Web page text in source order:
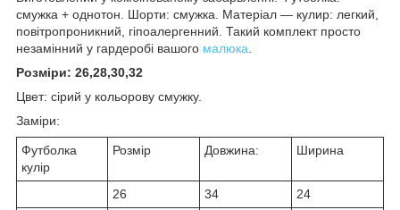
смужка + однотон. Шорти: смужка. Матеріал — кулир: легкий,
повітропроникний, гіпоалергенний. Такий комплект просто
незамінний у гардеробі вашого малюка
Розміри: 26,28,30,32
Цвет: сірий у кольорову смужку.
Заміри:
Футболка
кулір
Розмір Довжина: Ширина
26 34
24